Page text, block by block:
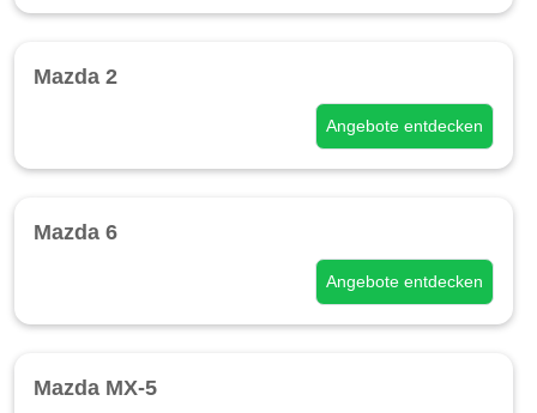
Mazda 2
Angebote entdecken
Mazda 6
Angebote entdecken
Mazda MX-5